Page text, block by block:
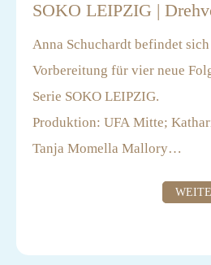
SOKO LEIPZIG |
Anna Schuchardt befindet
Vorbereitung für vier neue
Serie SOKO LEIPZIG.
Produktion: UFA Mitte;
Tanja Momella Mallory